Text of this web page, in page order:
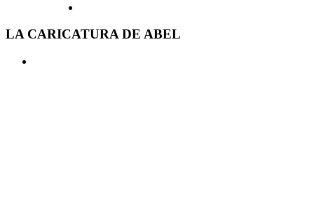
LA CARICATURA DE ABEL